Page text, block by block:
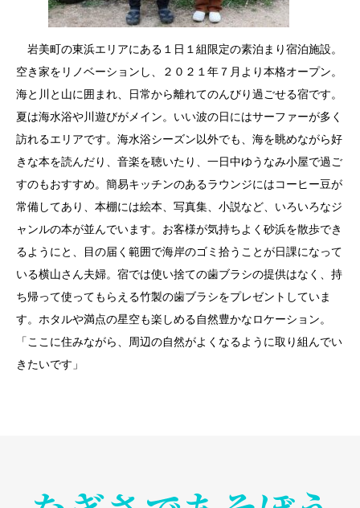
岩美町の東浜エリアにある１日１組限定の素泊まり宿泊施設。
空き家をリノベーションし、２０２１年７月より本格オープン。
海と川と山に囲まれ、日常から離れてのんびり過ごせる宿です。
夏は海水浴や川遊びがメイン。いい波の日にはサーファーが多く
訪れるエリアです。海水浴シーズン以外でも、海を眺めながら好
きな本を読んだり、音楽を聴いたり、一日中ゆうなみ小屋で過ご
すのもおすすめ。簡易キッチンのあるラウンジにはコーヒー豆が
常備してあり、本棚には絵本、写真集、小説など、いろいろなジ
ャンルの本が並んでいます。お客様が気持ちよく砂浜を散歩でき
るようにと、目の届く範囲で海岸のゴミ拾うことが日課になって
いる横山さん夫婦。宿では使い捨ての歯ブラシの提供はなく、持
ち帰って使ってもらえる竹製の歯ブラシをプレゼントしていま
す。ホタルや満点の星空も楽しめる自然豊かなロケーション。
「ここに住みながら、周辺の自然がよくなるように取り組んでい
きたいです」